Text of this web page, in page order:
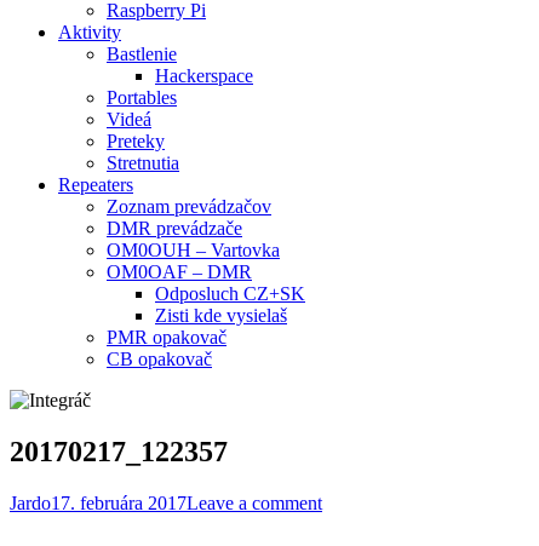
Raspberry Pi
Aktivity
Bastlenie
Hackerspace
Portables
Videá
Preteky
Stretnutia
Repeaters
Zoznam prevádzačov
DMR prevádzače
OM0OUH – Vartovka
OM0OAF – DMR
Odposluch CZ+SK
Zisti kde vysielaš
PMR opakovač
CB opakovač
20170217_122357
Jardo17. februára 2017Leave a comment